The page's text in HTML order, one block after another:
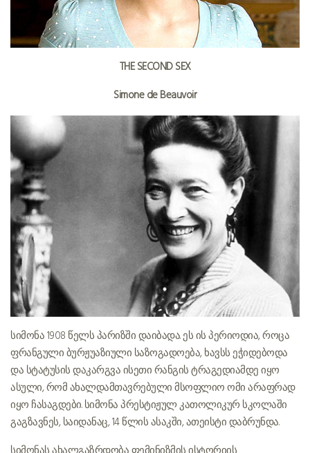
THE SECOND SEX
Simone de Beauvoir
სიმონა 1908 წელს პარიზში დაიბადა. ეს ის პერიოდია, როცა
ფრანგული ბურჟუაზიული საზოგადოება, ხავსს ეჭიდებოდა
და სტატუსის დაკარგვა ისეთი რანგის ტრაგედიამდე იყო
ასული, რომ ახალდამთავრებული მსოფლიო ომი არაფრად
იყო ჩასაგდები. სიმონა პრესტიჟულ კათოლიკურ სკოლაში
გაგზავნეს, საიდანაც, 14 წლის ასაკში, ათეისტი დაბრუნდა.